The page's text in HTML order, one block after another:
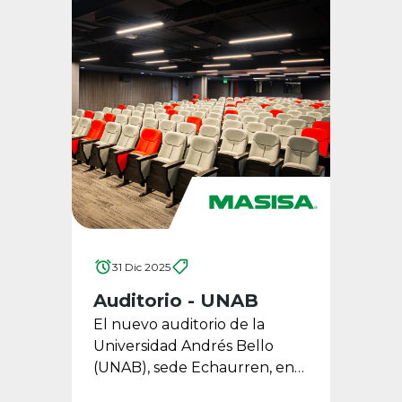
31 Dic 2025
Auditorio - UNAB
El nuevo auditorio de la
Universidad Andrés Bello
(UNAB), sede Echaurren, en